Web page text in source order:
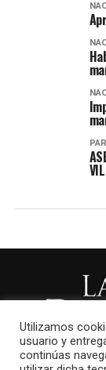
Utilizamos
usuario y
continúas